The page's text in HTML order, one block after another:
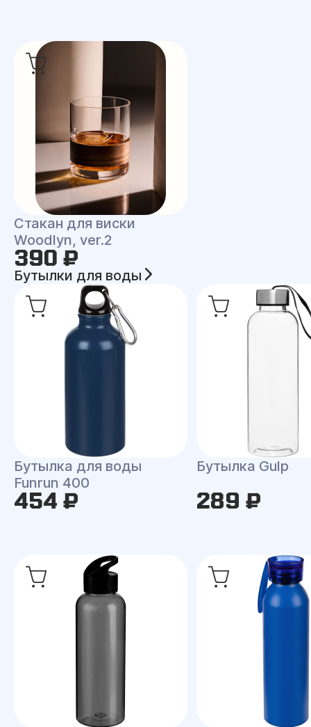
Стакан для виски
Woodlyn, ver.2
390 ₽
Бутылки для воды
Бутылка для воды
Funrun 400
454 ₽
Бутылка Gulp
289 ₽